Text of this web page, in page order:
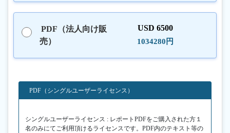
PDF（法人向け販
売）
USD 6500
1034280円
PDF（シングルユーザーライセンス）
シングルユーザーライセンス : レポートPDFをご購入された方１
名のみにてご利用頂けるライセンスです。PDF内のテキスト等の